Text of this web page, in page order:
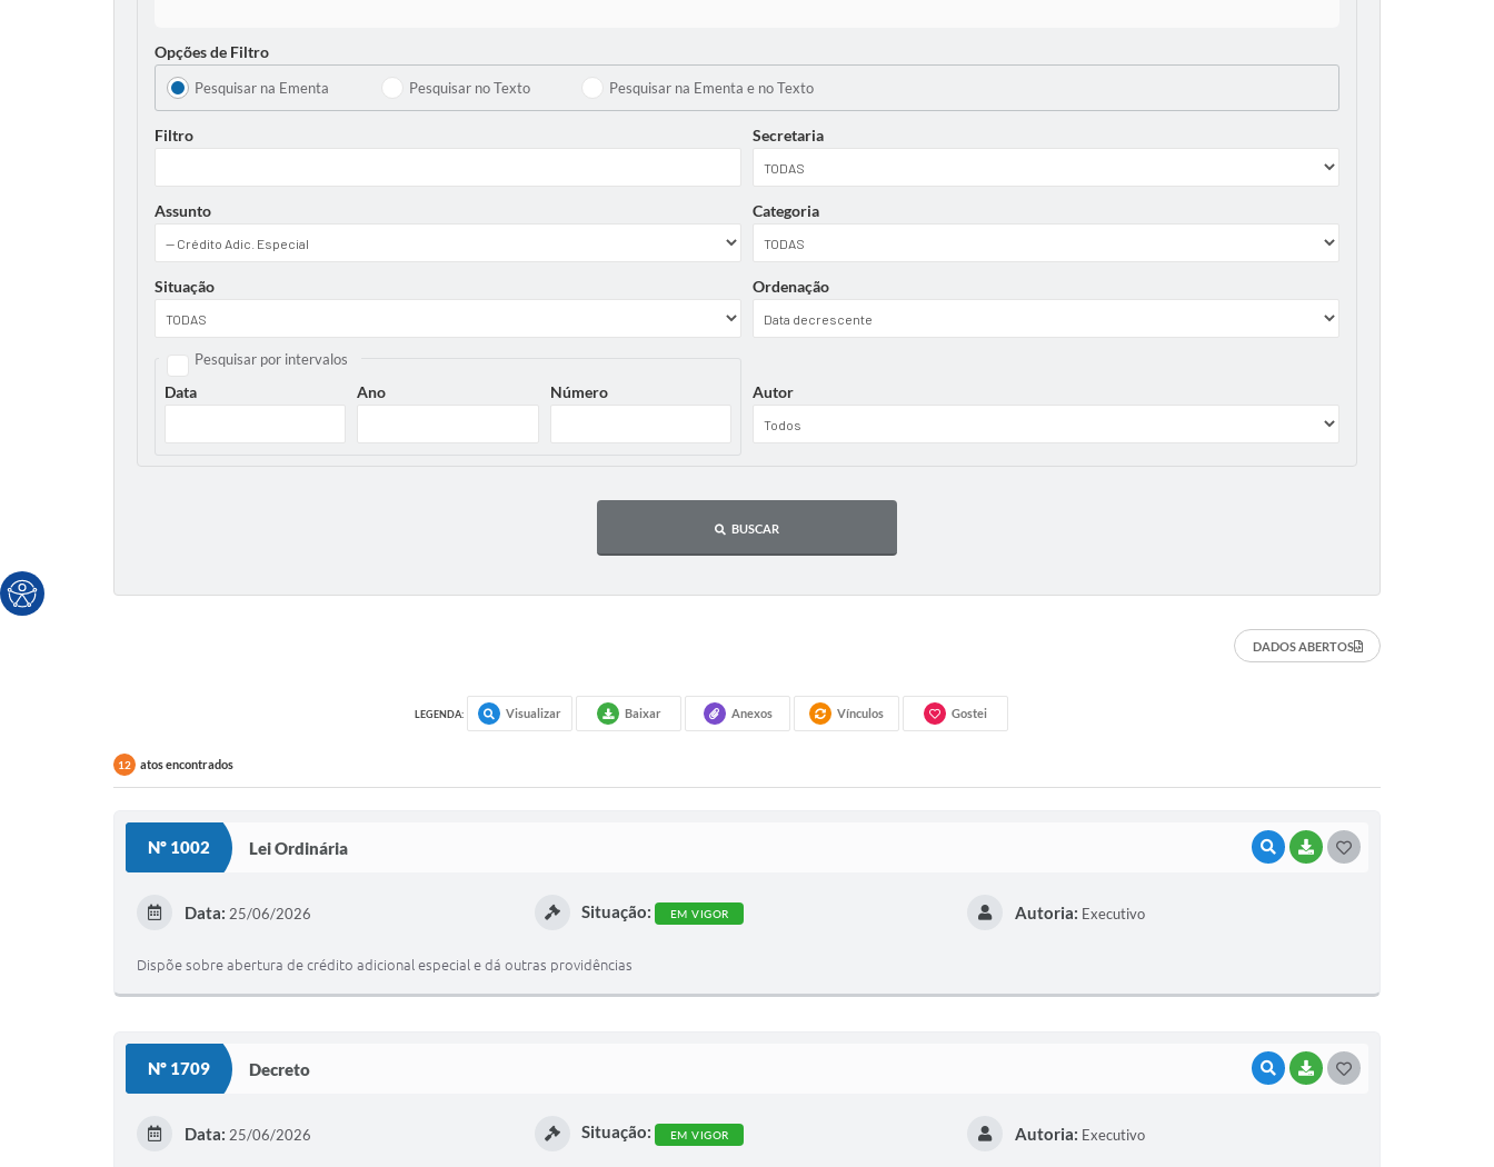
Opções de Filtro
Pesquisar na Ementa Pesquisar no Texto Pesquisar na Ementa e no Texto
Filtro Secretaria
Assunto Categoria
Situação Ordenação
Pesquisar por intervalos
Data Ano Número Autor
BUSCAR
DADOS ABERTOS
LEGENDA: Visualizar Baixar Anexos Vínculos Gostei
12 atos encontrados
Nº 1002 Lei Ordinária VISUALIZAR
BAIXAR
Data: 25/06/2026 Situação: EM VIGOR Autoria: Executivo
Dispõe sobre abertura de crédito adicional especial e dá outras providências
Nº 1709 Decreto VISUALIZAR
BAIXAR
Data: 25/06/2026 Situação: EM VIGOR Autoria: Executivo